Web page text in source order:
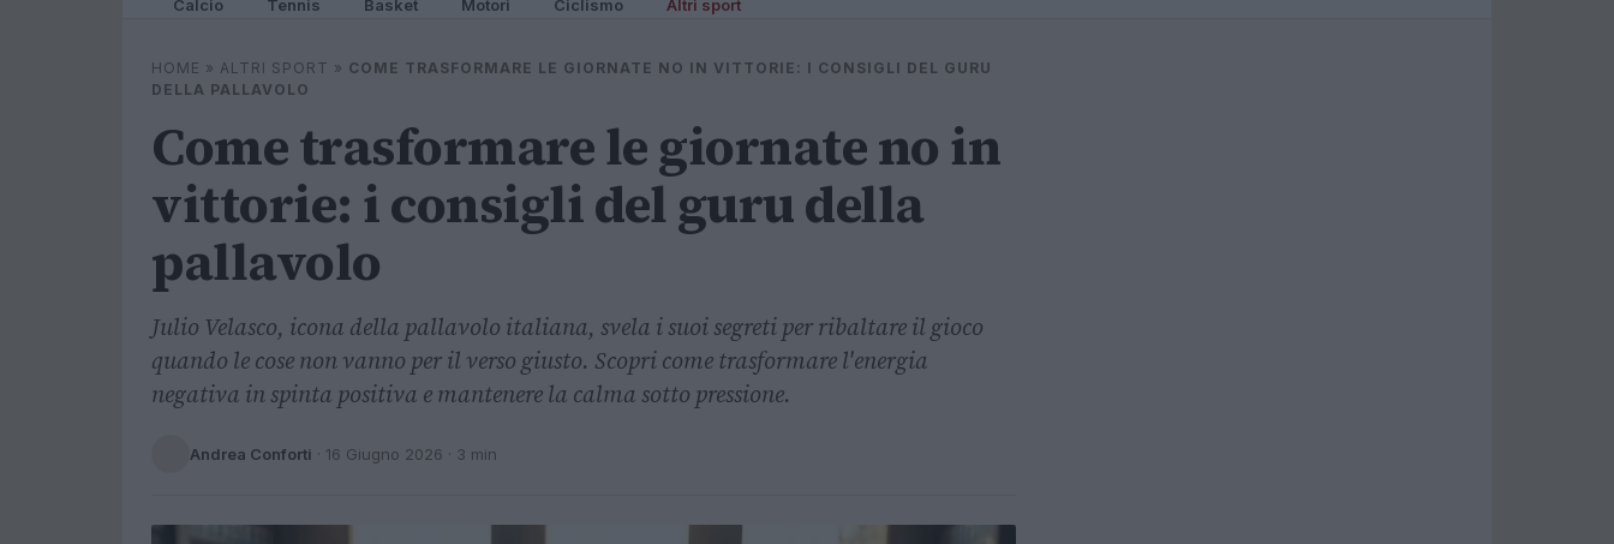
Calcio Tennis Basket Motori Ciclismo Altri sport
HOME » ALTRI SPORT » COME TRASFORMARE LE GIORNATE NO IN VITTORIE: I CONSIGLI DEL GURU
DELLA PALLAVOLO
Come trasformare le giornate no in
vittorie: i consigli del guru della
pallavolo
Julio Velasco, icona della pallavolo italiana, svela i suoi segreti per ribaltare il gioco
quando le cose non vanno per il verso giusto. Scopri come trasformare l'energia
negativa in spinta positiva e mantenere la calma sotto pressione.
Andrea Conforti · 16 Giugno 2026 · 3 min